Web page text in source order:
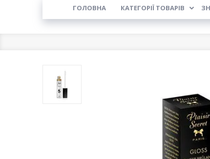
ГОЛОВНА КАТЕГОРІЇ ТОВАРІВ